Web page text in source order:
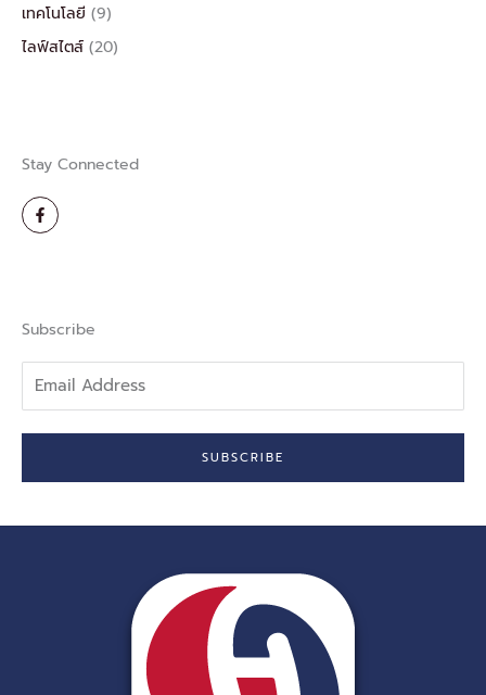
เทคโนโลยี (9)
ไลฟ์สไตส์ (20)
Stay Connected
F
a
c
-
f
Subscribe
Address
SUBSCRIBE